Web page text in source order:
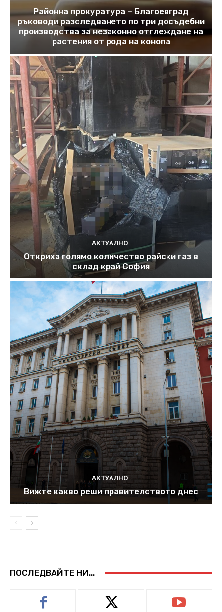
Районна прокуратура – Благоевград
ръководи разследването по три досъдебни
производства за незаконно отглеждане на
растения от рода на конопа
АКТУАЛНО
Откриха голямо количество райски газ в
склад край София
АКТУАЛНО
Вижте какво реши правителството днес
ПОСЛЕДВАЙТЕ НИ...